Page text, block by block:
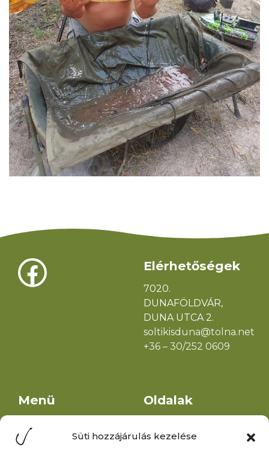
Tiltás
Beállítások megtekintése
Adatkezelési tájékoztató
FacebookElérhetőségek
7020.
DUNAFÖLDVÁR,
DUNA UTCA 2.
soltikisduna@tolna.net
+36 – 30/252 0609
Menü
Hírek
Oldalak
alapszabálya